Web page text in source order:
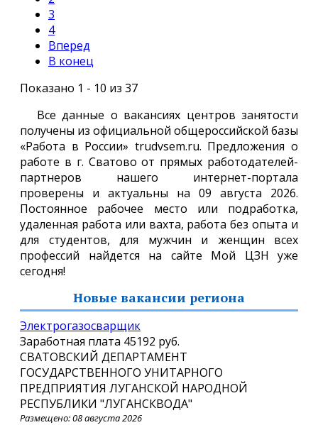
3
4
Вперед
В конец
Показано 1 - 10 из 37
Все данные о вакансиях центров занятости
получены из официальной общероссийской базы
«Работа в России» trudvsem.ru. Предложения о
работе в г. Сватово от прямых работодателей-
партнеров нашего интернет-портала
проверены и актуальны на 09 августа 2026.
Постоянное рабочее место или подработка,
удаленная работа или вахта, работа без опыта и
для студентов, для мужчин и женщин всех
профессий найдется на сайте Мой ЦЗН уже
сегодня!
Новые вакансии региона
Электрогазосварщик
Заработная плата 45192 руб.
СВАТОВСКИЙ ДЕПАРТАМЕНТ
ГОСУДАРСТВЕННОГО УНИТАРНОГО
ПРЕДПРИЯТИЯ ЛУГАНСКОЙ НАРОДНОЙ
РЕСПУБЛИКИ "ЛУГАНСКВОДА"
Размещено: 08 августа 2026